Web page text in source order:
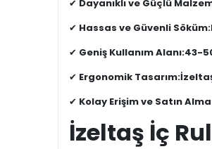
✔ Dayanıklı ve Güçlü
✔ Hassas ve Güvenli Söküm:
✔ Geniş Kullanım Alanı:43-
✔ Ergonomik Tasarım:
✔ Kolay Erişim ve Satın
İzeltaş İç